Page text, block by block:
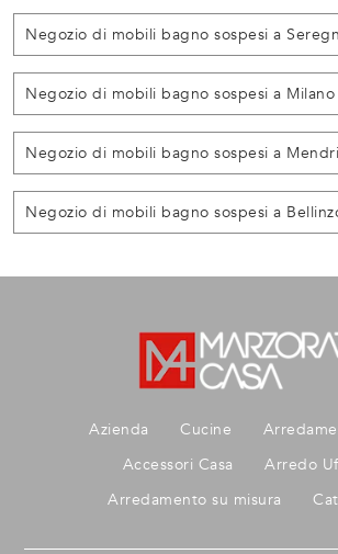
Negozio di mobili bagno sospesi a
Negozio di mobili bagno sospesi a Milano
Negozio di mobili bagno sospesi a
Negozio di mobili bagno sospesi a
Azienda Cucine
Accessori Casa
Arredo
Arredamento su misura